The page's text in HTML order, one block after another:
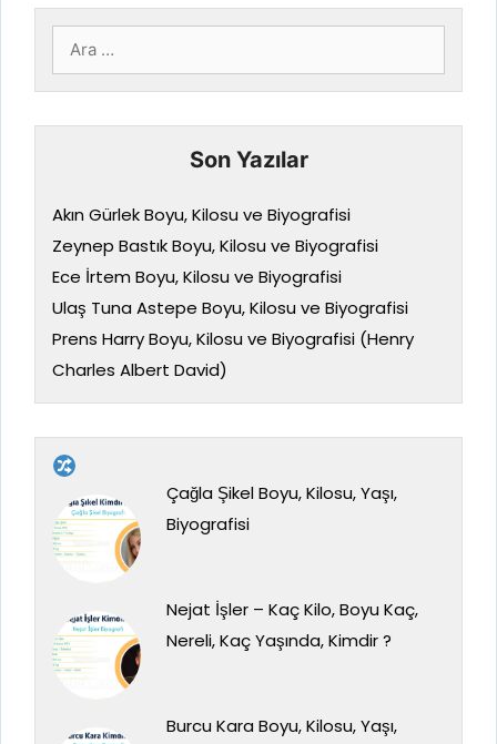
için
ara
Son Yazılar
Akın Gürlek Boyu, Kilosu ve Biyografisi
Zeynep Bastık Boyu, Kilosu ve Biyografisi
Ece İrtem Boyu, Kilosu ve Biyografisi
Ulaş Tuna Astepe Boyu, Kilosu ve Biyografisi
Prens Harry Boyu, Kilosu ve Biyografisi (Henry
Charles Albert David)
Çağla Şikel Boyu, Kilosu, Yaşı,
Biyografisi
Nejat İşler – Kaç Kilo, Boyu Kaç,
Nereli, Kaç Yaşında, Kimdir ?
Burcu Kara Boyu, Kilosu, Yaşı,